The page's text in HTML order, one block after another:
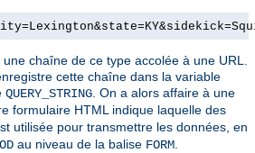
chaîne de ce type accolée à une URL.
cette chaîne dans la variable
QUERY_STRING . On a alors affaire à une
formulaire HTML indique laquelle des
utilisée pour transmettre les données, en
au niveau de la balise FORM